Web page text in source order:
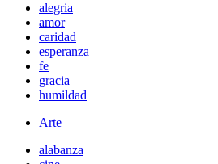
alegria
amor
caridad
esperanza
fe
gracia
humildad
Arte
alabanza